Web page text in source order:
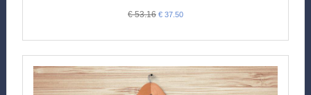
€ 53.16 € 37.50